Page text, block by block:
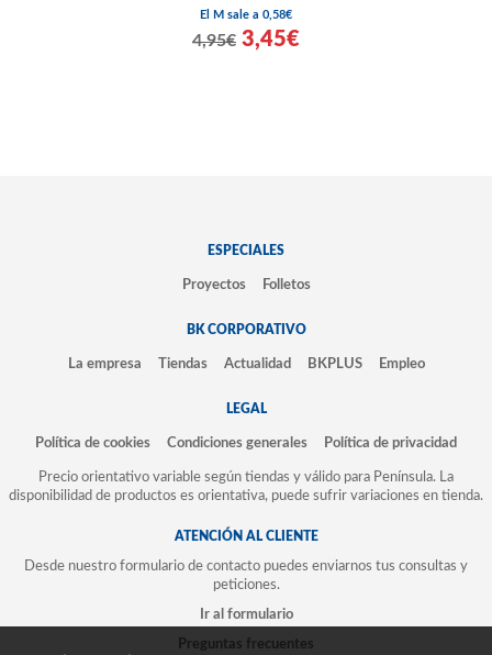
El M sale a 0,58€
4,95€ 3,45€
ESPECIALES
Proyectos Folletos
BK CORPORATIVO
La empresa Tiendas Actualidad BKPLUS Empleo
LEGAL
Política de cookies Condiciones generales Política de privacidad
Precio orientativo variable según tiendas y válido para Península. La
disponibilidad de productos es orientativa, puede sufrir variaciones en tienda.
ATENCIÓN AL CLIENTE
Desde nuestro formulario de contacto puedes enviarnos tus consultas y
peticiones.
Ir al formulario
Preguntas frecuentes